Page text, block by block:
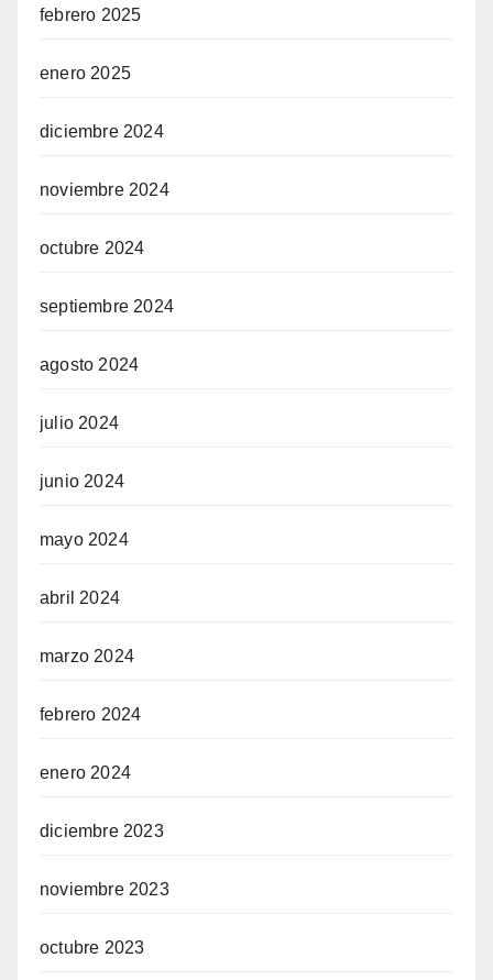
febrero 2025
enero 2025
diciembre 2024
noviembre 2024
octubre 2024
septiembre 2024
agosto 2024
julio 2024
junio 2024
mayo 2024
abril 2024
marzo 2024
febrero 2024
enero 2024
diciembre 2023
noviembre 2023
octubre 2023